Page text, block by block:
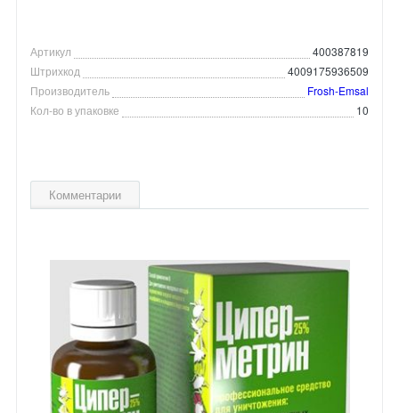
Артикул
400387819
Штрихкод
4009175936509
Производитель
Frosh-Emsal
Кол-во в упаковке
10
Комментарии